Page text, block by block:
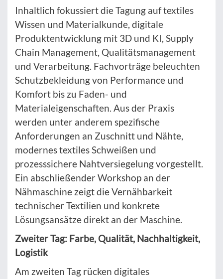
Inhaltlich fokussiert die Tagung auf textiles
Wissen und Materialkunde, digitale
Produktentwicklung mit 3D und KI, Supply
Chain Management, Qualitätsmanagement
und Verarbeitung. Fachvorträge beleuchten
Schutzbekleidung von Performance und
Komfort bis zu Faden- und
Materialeigenschaften. Aus der Praxis
werden unter anderem spezifische
Anforderungen an Zuschnitt und Nähte,
modernes textiles Schweißen und
prozesssichere Nahtversiegelung vorgestellt.
Ein abschließender Workshop an der
Nähmaschine zeigt die Vernähbarkeit
technischer Textilien und konkrete
Lösungsansätze direkt an der Maschine.
Zweiter Tag: Farbe, Qualität, Nachhaltigkeit,
Logistik
Am zweiten Tag rücken digitales